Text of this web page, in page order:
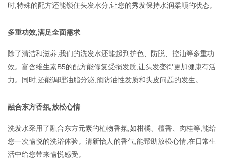
时,特殊的配方还能锁住头发水分,让您的秀发保持水润柔顺的状态。
多重功效,满足全面需求
除了清洁和滋养,我们的洗发水还能起到护色、防脱、控油等多重功
效。富含维生素B5的配方能修复受损发质,让头发变得更加健康有活
力。同时,还能调理油脂分泌,预防油性发质和头皮问题的发生。
融合东方香氛,放松心情
洗发水采用了融合东方元素的植物香氛,如柑橘、檀香、肉桂等,能给
您一次愉悦的洗浴体验。清新怡人的香气,能帮助放松心情,在日常生
活中给您带来愉悦感受。